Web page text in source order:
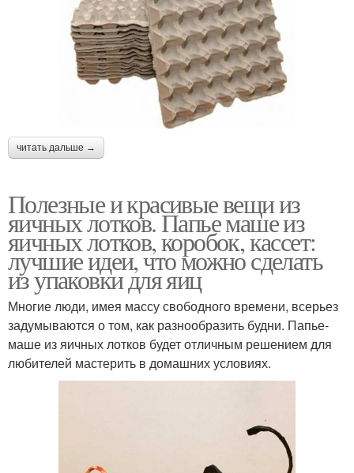
читать дальше →
Полезные и красивые вещи из
яичных лотков. Папье маше из
яичных лотков, коробок, кассет:
лучшие идеи, что можно сделать
из упаковки для яиц
Многие люди, имея массу свободного времени, всерьез
задумываются о том, как разнообразить будни. Папье-
маше из яичных лотков будет отличным решением для
любителей мастерить в домашних условиях.